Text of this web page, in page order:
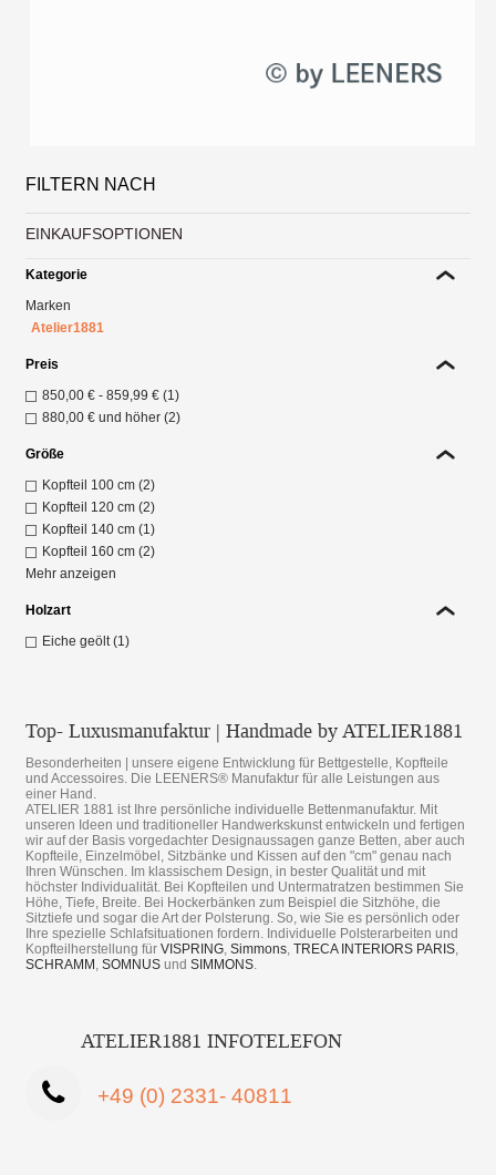
FILTERN NACH
EINKAUFSOPTIONEN
Kategorie
Marken
Atelier1881
Preis
850,00 € -859,99 € (1)
880,00 € und höher (2)
Größe
Kopfteil 100 cm (2)
Kopfteil 120 cm (2)
Kopfteil 140 cm (1)
Kopfteil 160 cm (2)
Mehr anzeigen
Holzart
Eiche geölt (1)
Top- Luxusmanufaktur | Handmade by ATELIER1881
Besonderheiten | unsere eigene Entwicklung für Bettgestelle, Kopfteile
und Accessoires. Die LEENERS® Manufaktur für alle Leistungen aus
einer Hand.
ATELIER 1881 ist Ihre persönliche individuelle Bettenmanufaktur. Mit
unseren Ideen und traditioneller Handwerkskunst entwickeln und fertigen
wir auf der Basis vorgedachter Designaussagen ganze Betten, aber auch
Kopfteile, Einzelmöbel, Sitzbänke und Kissen auf den "cm" genau nach
Ihren Wünschen. Im klassischem Design, in bester Qualität und mit
höchster Individualität. Bei Kopfteilen und Untermatratzen bestimmen Sie
Höhe, Tiefe, Breite. Bei Hockerbänken zum Beispiel die Sitzhöhe, die
Sitztiefe und sogar die Art der Polsterung. So, wie Sie es persönlich oder
Ihre spezielle Schlafsituationen fordern. Individuelle Polsterarbeiten und
Kopfteilherstellung fürVISPRING,Simmons,TRECA INTERIORS PARIS,
SCHRAMM ,SOMNUS undSIMMONS.
ATELIER1881 INFOTELEFON
+49 (0) 2331- 40811